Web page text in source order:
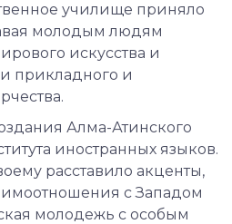
училище приняло
молодым людям
искусства и
прикладного и
Алма-Атинского
иностранных языков.
расставило акценты,
с Западом
молодежь с особым